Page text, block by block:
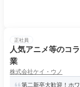
正社員
人気アニメ等のコ
業
株式会社ケイ・ウノ
第二新卒大歓迎！ホ